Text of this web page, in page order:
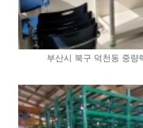
부산시 북구 덕천동 중량